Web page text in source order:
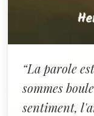
“La parole
sommes
sentiment,